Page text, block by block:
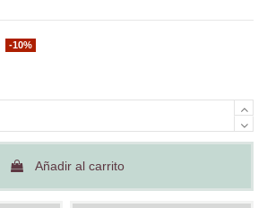
-10%
Añadir al carrito